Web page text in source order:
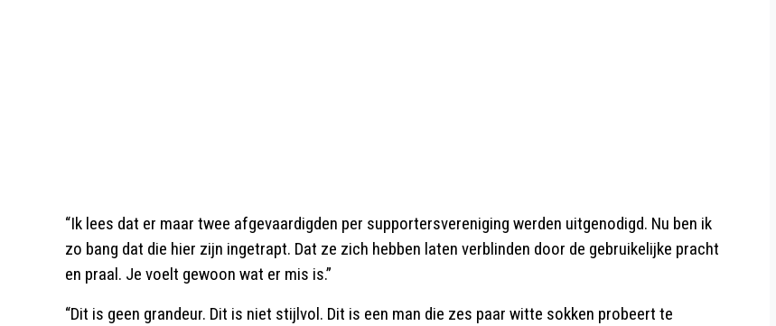
“Ik lees dat er maar twee afgevaardigden per supportersvereniging werden uitgenodigd. Nu ben ik
zo bang dat die hier zijn ­ingetrapt. Dat ze zich hebben laten verblinden door de gebruikelijke pracht
en praal. Je voelt gewoon wat er mis is.”
“Dit is geen grandeur. Dit is niet stijlvol. Dit is een man die zes paar witte sokken probeert te